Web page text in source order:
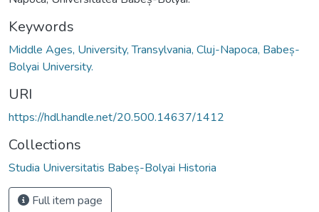
Keywords
Middle Ages, University, Transylvania, Cluj-Napoca, Babeș-
Bolyai University.
URI
https://hdl.handle.net/20.500.14637/1412
Collections
Studia Universitatis Babeș-Bolyai Historia
Full item page